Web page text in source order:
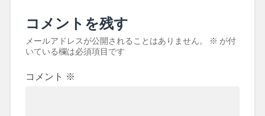
コメントを残す
メールアドレスが公開されることはありません。 ※ が付
いている欄は必須項目です
コメント ※